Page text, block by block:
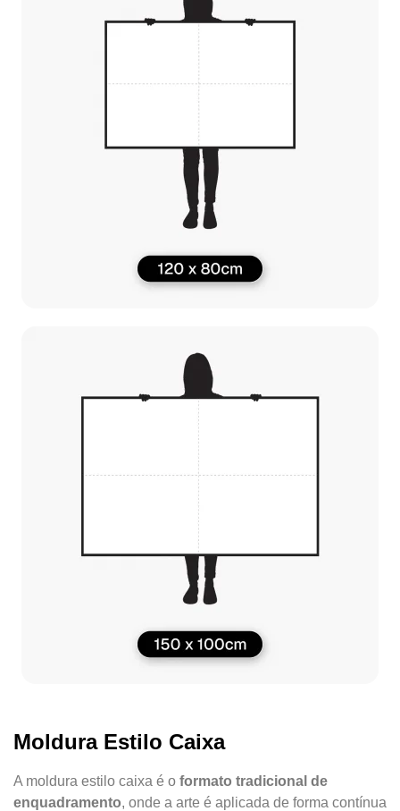
Moldura Estilo Caixa
A moldura estilo caixa é o formato tradicional de
enquadramento, onde a arte é aplicada de forma contínua